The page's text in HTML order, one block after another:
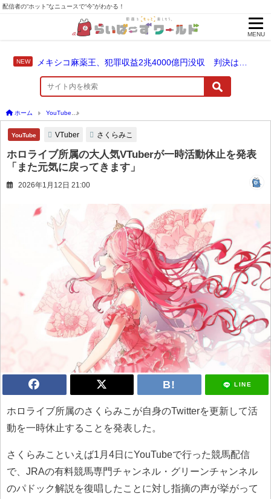
配信者の“ホット”なニュースで“今”がわかる！
MENU
ホーム YouTube
YouTube VTuber さくらみこ
ホロライブ所属の大人気VTuberが一時活動休止を発表
「また元気に戻ってきます」
2026年1月12日 21:00
LINE
ホロライブ所属のさくらみこが自身のTwitterを更新して活
動を一時休止することを発表した。
さくらみこといえば1月4日にYouTubeで行った競馬配信
で、JRAの有料競馬専門チャンネル・グリーンチャンネル
のパドック解説を復唱したことに対し指摘の声が挙がって